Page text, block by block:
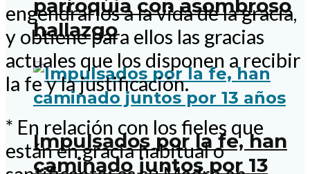
parroquia con asombroso
hallazgo
Impulsados por la fe, han
caminado juntos por 13
engendrarlos a la vida de la gracia,
y obtiene para ellos las gracias
actuales que los disponen a recibir
la fe y la justificación.
* En relación con los fieles que
están en gracia habitual o